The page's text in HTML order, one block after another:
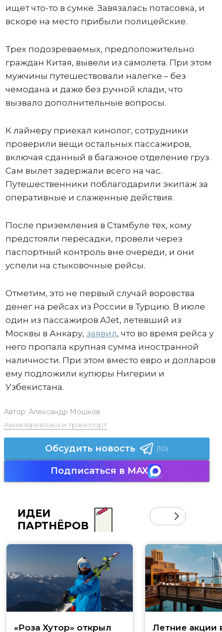
ищет что-то в сумке. Завязалась потасовка, и
вскоре на место прибыли полицейские.
Трех подозреваемых, предположительно
граждан Китая, вывели из самолета. При этом
мужчины путешествовали налегке – без
чемодана и даже без ручной клади, что
вызвало дополнительные вопросы.
К лайнеру приехал кинолог, сотрудники
проверили вещи остальных пассажиров,
включая сданный в багажное отделение груз.
Сам вылет задержали всего на час.
Путешественники поблагодарили экипаж за
оперативные и слаженные действия.
После приземления в Стамбуле тех, кому
предстояли пересадки, провели через
паспортный контроль вне очереди, и они
успели на стыковочные рейсы.
Отметим, это не первый случай воровства
денег на рейсах из России в Турцию. В июле
один из пассажиров AJet, летевший из
Москвы в Анкару, заявил, что во время рейса у
него пропала крупная сумма иностранной
наличности. При этом вместо евро и долларов
ему подложили купюры Нигерии и
Узбекистана.
Автор: Александр Мошков
Авиаперевозка и транспорт
Обсудить новость (10)
Подписаться в MAX
ИДЕИ
ПАРТНЁРОВ
«Роза Хутор» открыл
Летние акции